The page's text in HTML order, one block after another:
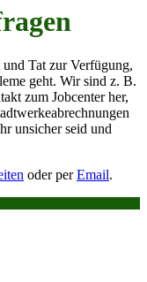
Tat zur Verfügung,
geht. Wir sind z. B.
zum Jobcenter her,
unsicher seid und
oder perEmail.